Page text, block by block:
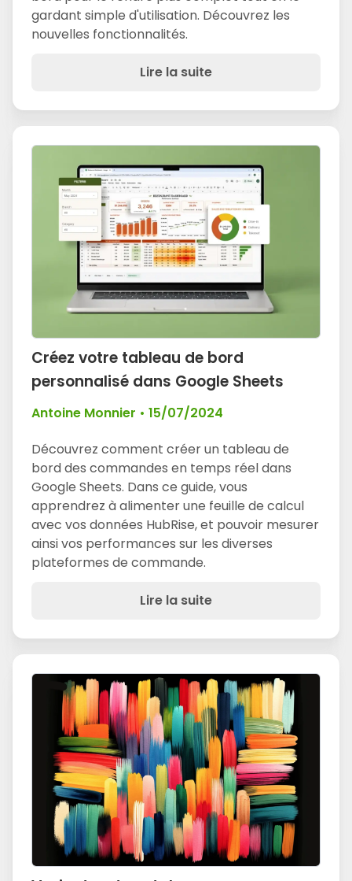
gardant simple d'utilisation. Découvrez les
nouvelles fonctionnalités.
Lire la suite
Créez votre tableau de bord
personnalisé dans Google Sheets
Antoine Monnier • 15/07/2024
Découvrez comment créer un tableau de
bord des commandes en temps réel dans
Google Sheets. Dans ce guide, vous
apprendrez à alimenter une feuille de calcul
avec vos données HubRise, et pouvoir mesurer
ainsi vos performances sur les diverses
plateformes de commande.
Lire la suite